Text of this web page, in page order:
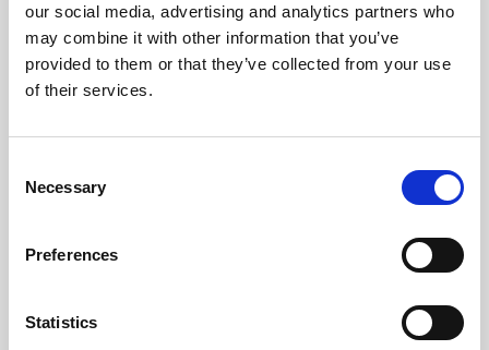
our social media, advertising and analytics partners who
may combine it with other information that you’ve
provided to them or that they’ve collected from your use
of their services.
Selection
Necessary
Preferences
Statistics